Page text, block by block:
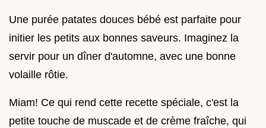
Une purée patates douces bébé est parfaite pour
initier les petits aux bonnes saveurs. Imaginez la
servir pour un dîner d'automne, avec une bonne
volaille rôtie.
Miam! Ce qui rend cette recette spéciale, c'est la
petite touche de muscade et de crème fraîche, qui